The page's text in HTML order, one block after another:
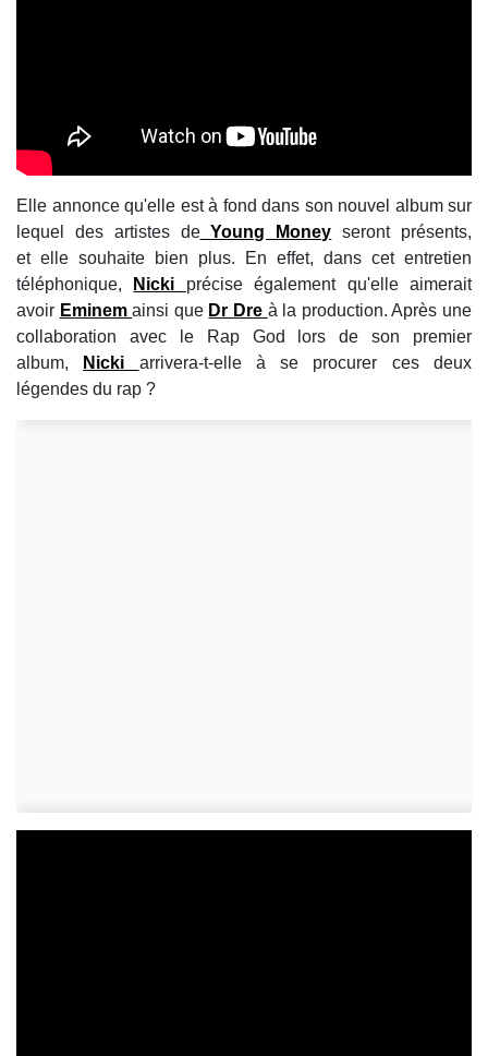
Elle annonce qu'elle est à fond dans son nouvel album sur
lequel des artistes de Young Money seront présents,
et elle souhaite bien plus. En effet, dans cet entretien
téléphonique,
Nicki précise également qu'elle aimerait
avoir Eminemainsi que Dr Dre à la production. Après une
collaboration avec le Rap God lors de son premier
album,
Nicki arrivera-t-elle à se procurer ces deux
légendes du rap ?